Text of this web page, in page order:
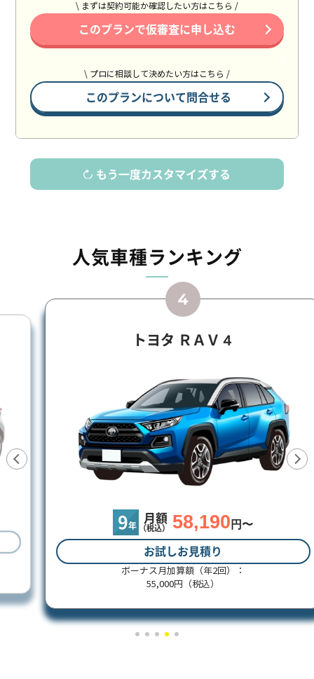
\ まずは契約可能か確認したい方はこちら /
このプランで仮審査に申し込む
\ プロに相談して決めたい方はこちら /
このプランについて問合せる
もう一度カスタマイズする
人気車種ランキング
トヨタ ＲＡＶ４
月額
（税込） 58,190円〜
お試しお見積り
ボーナス月加算額（年2回）：
55,000円（税込）